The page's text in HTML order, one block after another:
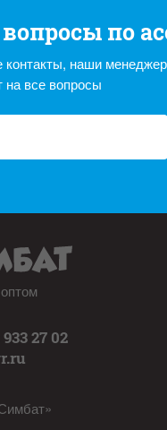
по
контакты, наши
на все вопросы
27 02